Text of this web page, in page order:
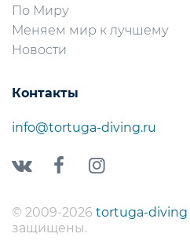
По Миру
Меняем мир к лучшему
Новости
Контакты
info@tortuga-diving.ru
© 2009-2026 tortuga-diving
защищены.